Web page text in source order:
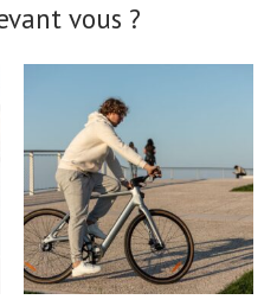
vous ?